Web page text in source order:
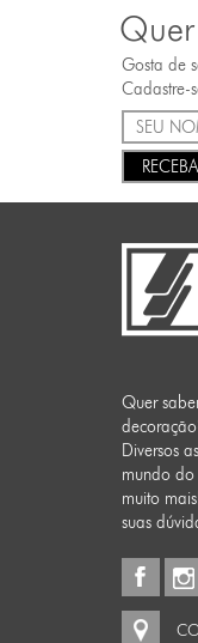
Gosta de
Cadastre-
Quer
Diversos
mundo do
muito
suas